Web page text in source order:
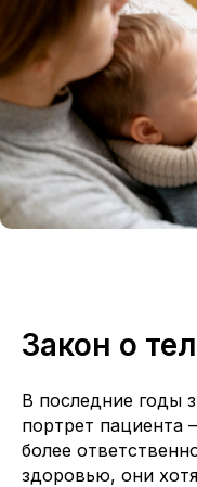
Закон о
В последние годы
портрет пациента
более
здоровью, они